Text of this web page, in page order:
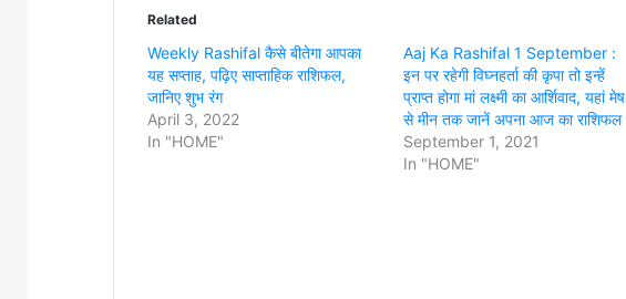
Related
Weekly Rashifal कैसे बीतेगा आपका
यह सप्ताह, पढ़िए साप्ताहिक राशिफल,
जानिए शुभ रंग
April 3, 2022
In "HOME"
Aaj Ka Rashifal 1 September :
इन पर रहेगी विघ्नहर्ता की कृपा तो इन्हें
प्राप्त होगा मां लक्ष्मी का आर्शिवाद, यहां मेष
से मीन तक जानें अपना आज का राशिफल
September 1, 2021
In "HOME"